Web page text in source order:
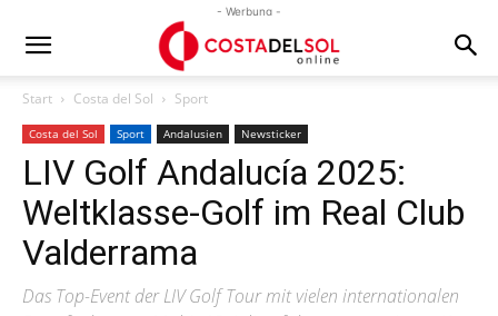
- Werbung -
Start Costa del Sol Sport
Costa del Sol Sport Andalusien Newsticker
LIV Golf Andalucía 2025:
Weltklasse-Golf im Real Club
Valderrama
Das Top-Event der LIV Golf Tour mit vielen internationalen